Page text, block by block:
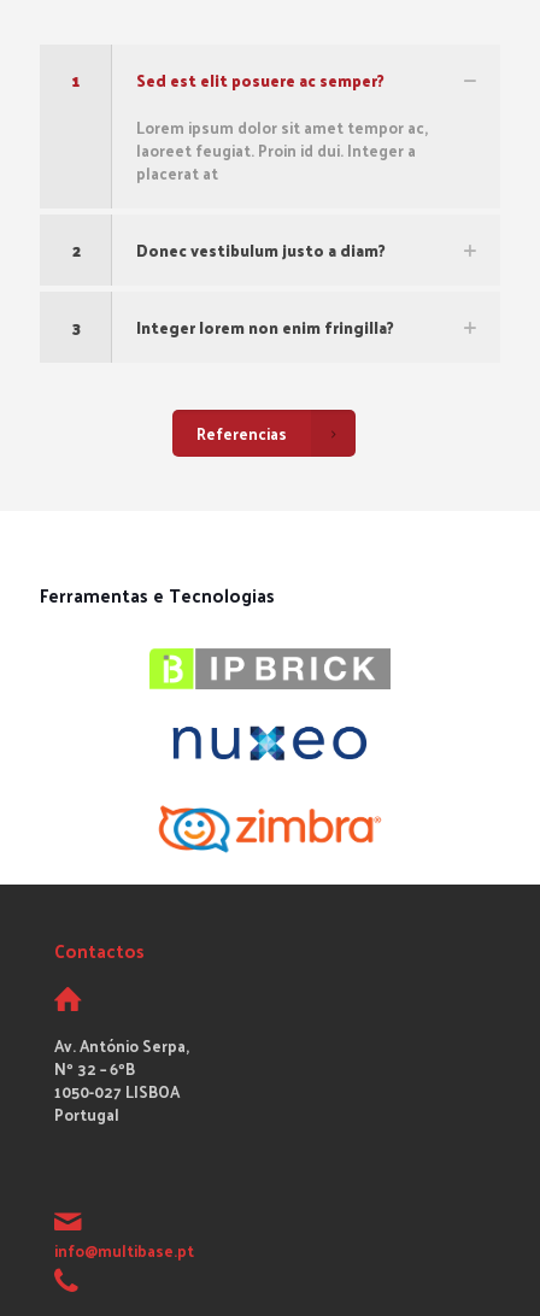
1
Sed est elit posuere ac semper?
Lorem ipsum dolor sit amet tempor ac,
laoreet feugiat. Proin id dui. Integer a
placerat at
2 Donec vestibulum justo a diam?
3 Integer lorem non enim fringilla?
Referencias
Ferramentas e Tecnologias
Contactos
Av. António Serpa,
Nº 32 – 6ºB
1050-027 LISBOA
Portugal
info@multibase.pt